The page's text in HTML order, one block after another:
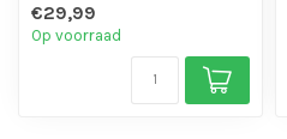
vinger toppe...
€29,99
Op voorraad